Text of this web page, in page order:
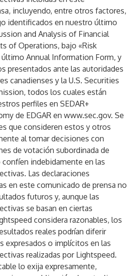
incluyendo, entre otros factores,
identificados en nuestro último
and Analysis of Financial
of Operations, bajo «Risk
Annual Information Form, y
presentados ante las autoridades
canadienses y la U.S. Securities
todos los cuales están
perfiles en SEDAR+
y de EDGAR en www.sec.gov. Se
que consideren estos y otros
al tomar decisiones con
de votación subordinada de
indebidamente en las
Las declaraciones
en este comunicado de prensa no
futuros y, aunque las
se basan en ciertas
considera razonables, los
reales podrían diferir
expresados o implícitos en las
realizadas por Lightspeed.
lo exija expresamente,